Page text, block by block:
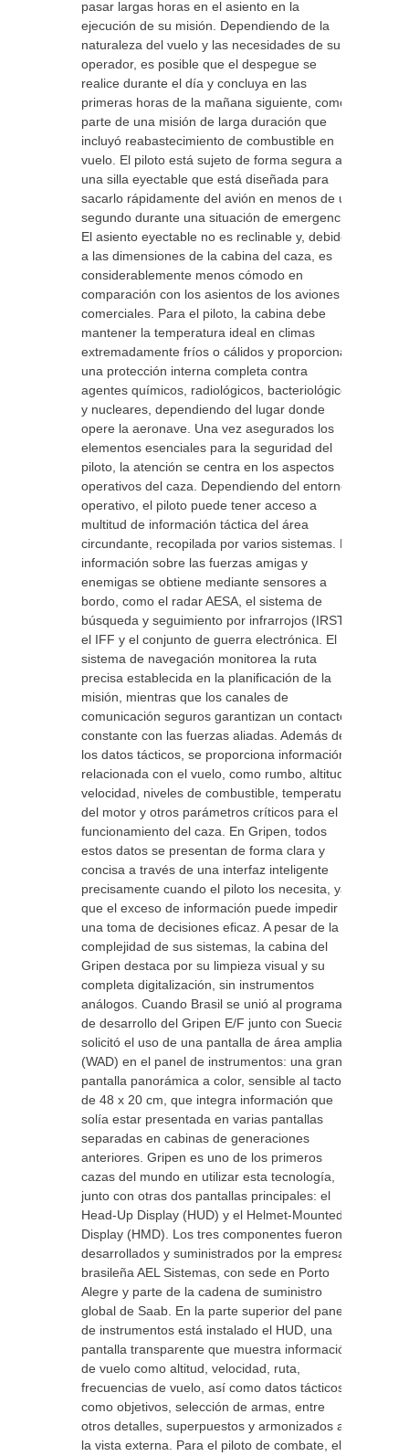
pasar largas horas en el asiento en la
ejecución de su misión. Dependiendo de la
naturaleza del vuelo y las necesidades de su
operador, es posible que el despegue se
realice durante el día y concluya en las
primeras horas de la mañana siguiente, como
parte de una misión de larga duración que
incluyó reabastecimiento de combustible en
vuelo. El piloto está sujeto de forma segura a
una silla eyectable que está diseñada para
sacarlo rápidamente del avión en menos de un
segundo durante una situación de emergencia.
El asiento eyectable no es reclinable y, debido
a las dimensiones de la cabina del caza, es
considerablemente menos cómodo en
comparación con los asientos de los aviones
comerciales. Para el piloto, la cabina debe
mantener la temperatura ideal en climas
extremadamente fríos o cálidos y proporcionar
una protección interna completa contra
agentes químicos, radiológicos, bacteriológicos
y nucleares, dependiendo del lugar donde
opere la aeronave. Una vez asegurados los
elementos esenciales para la seguridad del
piloto, la atención se centra en los aspectos
operativos del caza. Dependiendo del entorno
operativo, el piloto puede tener acceso a
multitud de información táctica del área
circundante, recopilada por varios sistemas. La
información sobre las fuerzas amigas y
enemigas se obtiene mediante sensores a
bordo, como el radar AESA, el sistema de
búsqueda y seguimiento por infrarrojos (IRST),
el IFF y el conjunto de guerra electrónica. El
sistema de navegación monitorea la ruta
precisa establecida en la planificación de la
misión, mientras que los canales de
comunicación seguros garantizan un contacto
constante con las fuerzas aliadas. Además de
los datos tácticos, se proporciona información
relacionada con el vuelo, como rumbo, altitud,
velocidad, niveles de combustible, temperatura
del motor y otros parámetros críticos para el
funcionamiento del caza. En Gripen, todos
estos datos se presentan de forma clara y
concisa a través de una interfaz inteligente
precisamente cuando el piloto los necesita, ya
que el exceso de información puede impedir
una toma de decisiones eficaz. A pesar de la
complejidad de sus sistemas, la cabina del
Gripen destaca por su limpieza visual y su
completa digitalización, sin instrumentos
análogos. Cuando Brasil se unió al programa
de desarrollo del Gripen E/F junto con Suecia,
solicitó el uso de una pantalla de área amplia
(WAD) en el panel de instrumentos: una gran
pantalla panorámica a color, sensible al tacto,
de 48 x 20 cm, que integra información que
solía estar presentada en varias pantallas
separadas en cabinas de generaciones
anteriores. Gripen es uno de los primeros
cazas del mundo en utilizar esta tecnología,
junto con otras dos pantallas principales: el
Head-Up Display (HUD) y el Helmet-Mounted
Display (HMD). Los tres componentes fueron
desarrollados y suministrados por la empresa
brasileña AEL Sistemas, con sede en Porto
Alegre y parte de la cadena de suministro
global de Saab. En la parte superior del panel
de instrumentos está instalado el HUD, una
pantalla transparente que muestra información
de vuelo como altitud, velocidad, ruta,
frecuencias de vuelo, así como datos tácticos
como objetivos, selección de armas, entre
otros detalles, superpuestos y armonizados a
la vista externa. Para el piloto de combate, el